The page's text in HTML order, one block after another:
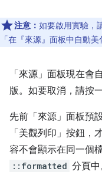
注意： 如要啟用實驗，
「在『來源』面板中自動美
「來源」 面板現在會
版。如要取消，請按
先前「來源」 面板預
「美觀列印」按鈕，
容不會顯示在同一個
::formatted 分頁中